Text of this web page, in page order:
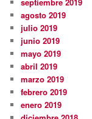
agosto 2019
julio 2019
junio 2019
mayo 2019
abril 2019
marzo 2019
febrero 2019
enero 2019